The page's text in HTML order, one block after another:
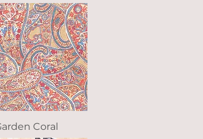
rápidaCoral